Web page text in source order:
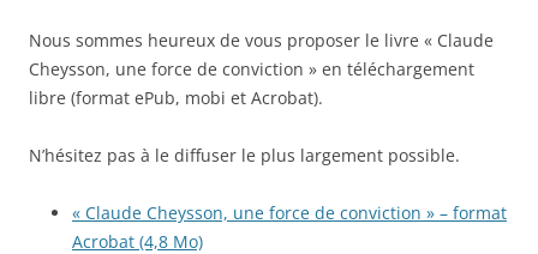
Nous sommes heureux de vous proposer le livre « Claude
Cheysson, une force de conviction » en téléchargement
libre (format ePub, mobi et Acrobat).
N’hésitez pas à le diffuser le plus largement possible.
« Claude Cheysson, une force de conviction » – format
Acrobat (4,8 Mo)